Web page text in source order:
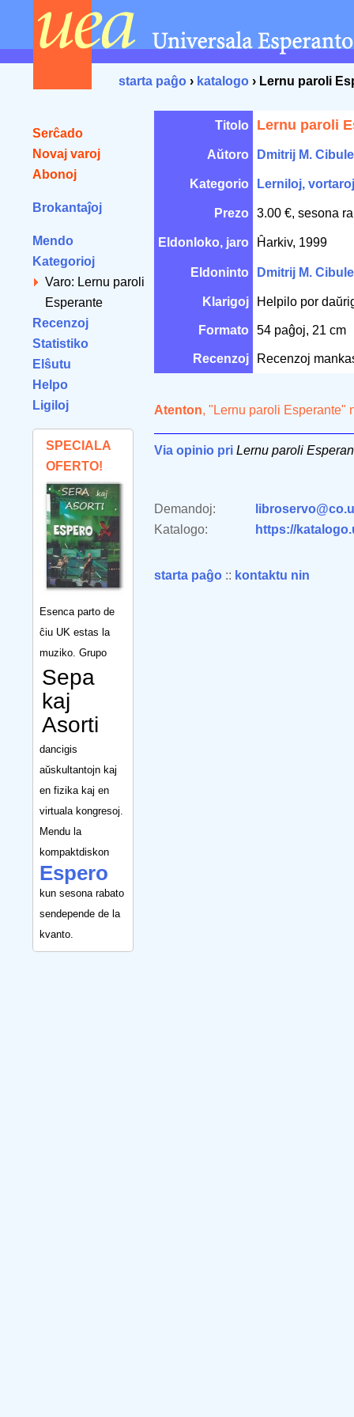
starta paĝo › katalogo › Lernu paroli
Serĉado
Novaj varoj
Abonoj
Brokantaĵoj
Mendo
Kategorioj
Varo: Lernu paroli
Esperante
Recenzoj
Statistiko
Elŝutu
Helpo
Ligiloj
SPECIALA
OFERTO!
Esenca parto de
ĉiu UK estas la
muziko. Grupo
Sepa
kaj
Asorti
dancigis
aŭskultantojn kaj
en fizika kaj en
virtuala kongresoj.
Mendu la
kompaktdiskon
Espero
kun sesona rabato
sendepende de la
kvanto.
Titolo Lernu paroli
Aŭtoro Dmitrij M.
Kategorio Lerniloj, vortaroj
Prezo 3.00 €, sesona
Eldonloko, jaro Ĥarkiv, 1999
Eldoninto Dmitrij M.
Klarigoj Helpilo por
Formato 54 paĝoj, 21 cm
Recenzoj Recenzoj
Atenton, "Lernu paroli Esperante"
Via opinio pri Lernu paroli
Demandoj:
Katalogo:
https://
starta paĝo :: kontaktu nin